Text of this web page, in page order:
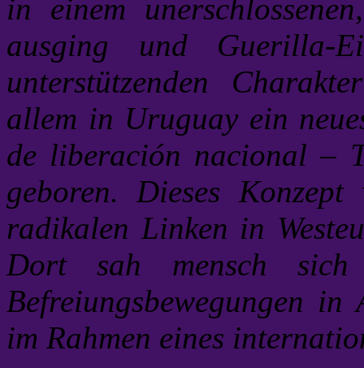
in einem
ausging und Guerilla-
unterstützenden
allem in Uruguay ein
de liberación nacional –
geboren. Dieses
radikalen Linken in
Dort sah mensch sich
Befreiungsbewegungen
im Rahmen eines